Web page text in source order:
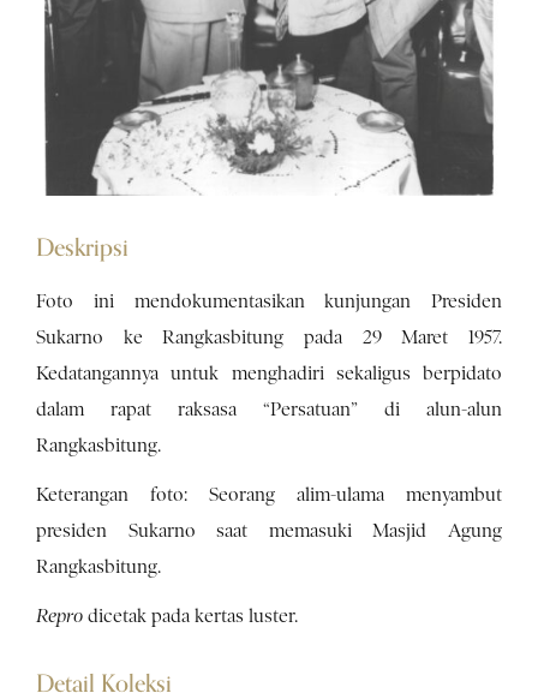
Deskripsi
Foto ini mendokumentasikan kunjungan Presiden
Sukarno ke Rangkasbitung pada 29 Maret 1957.
Kedatangannya untuk menghadiri sekaligus berpidato
dalam rapat raksasa “Persatuan” di alun-alun
Rangkasbitung.
Keterangan foto: Seorang alim-ulama menyambut
presiden Sukarno saat memasuki Masjid Agung
Rangkasbitung.
Repro dicetak pada kertas luster.
Detail Koleksi